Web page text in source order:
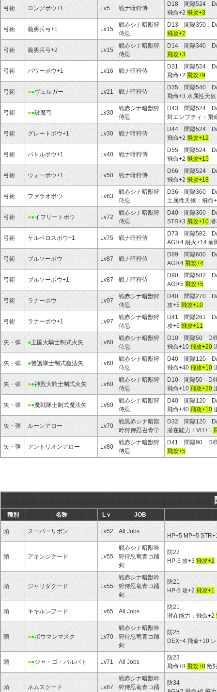
弓術 ロングボウ+1 Lv5 戦ナ暗狩侍
D18 間隔524
飛命+2 飛攻+3
弓術 義勇兵弓+1 Lv15
戦赤シナ暗獣狩
侍忍
D13 間隔350
飛攻+2
弓術 義勇兵弓+2 Lv15
戦赤シナ暗獣狩
侍忍
D14 間隔340
飛攻+3
弓術 パワーボウ+1 Lv16 戦ナ暗狩侍
D31 間隔524
飛命+2 飛攻+9
弓術 ●●ヴュルガー Lv21 戦ナ暗狩侍
D35 間隔540
飛命+3 水属性天
弓術 ●●破魔弓 Lv30
戦赤シナ暗獣狩
侍忍
D43 間隔524
対エンプティ：飛
弓術 グレートボウ+1 Lv30 戦ナ暗狩侍
D44 間隔524
飛命+2 飛攻+12
弓術 バトルボウ+1 Lv40 戦ナ暗狩侍
D55 間隔524
飛命+2 飛攻+15
弓術 ウォーボウ+1 Lv50 戦ナ暗狩侍
D66 間隔524
飛命+2 飛攻+18
弓術 ファラオボウ Lv63
戦赤シナ暗獣狩
侍忍
D36 間隔360
土属性天候：飛命
弓術 ●●イフリートボウ Lv72
戦赤シナ暗獣狩
侍忍
D40 間隔360
STR+3 飛攻+10
弓術 ケルベロスボウ+1 Lv75 戦ナ暗狩侍
D73 間隔582
AGI+4 耐火+14 耐
弓術 ブルソーボウ Lv87 戦ナ暗狩侍
D89 間隔600
AGI+4 飛攻+4
弓術 ブルソーボウ+1 Lv87 戦ナ暗狩侍
D90 間隔582
AGI+5 飛攻+5
弓術 ラナーボウ Lv97
戦赤シナ暗獣狩
侍忍
D40 間隔270
攻+5 飛攻+10
弓術 ラナーボウ+1 Lv97
戦赤シナ暗獣狩
侍忍
D41 間隔261
攻+6 飛攻+11
矢・弾 ●王国大騎士制式火矢 Lv60
戦赤シナ暗獣狩
侍忍
D10 間隔50
飛命+10 飛攻+20
矢・弾 ●警護隊士制式魔法矢 Lv60
戦赤シナ暗獣狩
侍忍
D40 間隔120
飛命+40 飛攻+10
矢・弾 ●●神殿大騎士制式火矢 Lv60
戦赤シナ暗獣狩
侍忍
D10 間隔50
飛命+10 飛攻+20
矢・弾 ●●魔戦隊士制式魔法矢 Lv60
戦赤シナ暗獣狩
侍忍
D40 間隔120
飛命+40 飛攻+10
矢・弾 ルーンアロー Lv70
戦黒赤シナ暗獣
吟狩侍忍召青学
D32 間隔120
潜在能力：VIT+1
矢・弾 アントリオンアロー Lv80
戦赤シナ暗獣狩
侍忍
D41 間隔90 D/
飛攻+5
種別 名称 Lｖ JOB
頭 スーパーリボン Lv52 All Jobs
HP+5 MP+5
頭 アキンジクード Lv55
戦赤シナ暗獣吟
狩侍忍竜青コ踊
剣
防22
HP-5 攻+3 飛攻+2
頭 ジャリダクード Lv55
戦赤シナ暗獣吟
狩侍忍竜青コ踊
剣
防21
HP-5 攻+2 飛攻+1
頭 キキルンフード Lv65 All Jobs
防21
潜在能力：飛命+2
頭 ●●ボウマンマスク Lv70
戦赤シナ暗獣吟
狩侍忍竜青コ踊
剣
防25
DEX+4 飛命+10
頭 ●●ジャ・ゴ・バルバト Lv71 All Jobs
防23
飛命+8 飛攻+8 敵
頭 ネムスクード Lv87
戦赤シナ暗獣吟
狩侍忍竜青コ踊
防34